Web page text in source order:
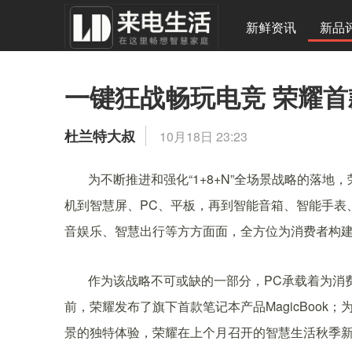
新鲜资讯 新品
一键狂战畅玩电竞 荣耀
杜兰特大叔 10月18日 23:23
为不断推进和强化“1+8+N”全场景战略的落地
机到智慧屏、PC、平板，再到智能音箱、智能手
音娱乐、智慧出行等方方面面，全方位为消费者构
作为该战略不可或缺的一部分，PC承载着为
前，荣耀发布了旗下首款笔记本产品MagicBook；
景的独特体验，荣耀在上个月召开的智慧生活秋